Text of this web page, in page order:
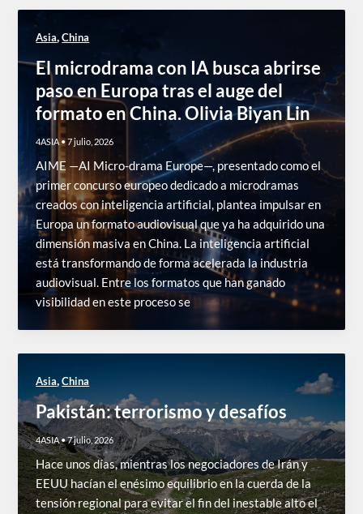
Asia,China
El microdrama con IA busca abrirse
paso en Europa tras el auge del
formato en China. Olivia Biyan Lin
4ASIA•7 julio, 2026
AIME —AI Micro-drama Europe—, presentado como el
primer concurso europeo dedicado a microdramas
creados con inteligencia artificial, plantea impulsar en
Europa un formato audiovisual que ya ha adquirido una
dimensión masiva en China. La inteligencia artificial
está transformando de forma acelerada la industria
audiovisual. Entre los formatos que han ganado
visibilidad en este proceso se
Asia,China
Pakistán: terrorismo y desafíos
4ASIA•7 julio, 2026
Hace unos días, mientras los negociadores de Irán y
EEUU hacían el enésimo equilibrio en la cuerda de la
tensión regional para evitar el fin del inestable alto el